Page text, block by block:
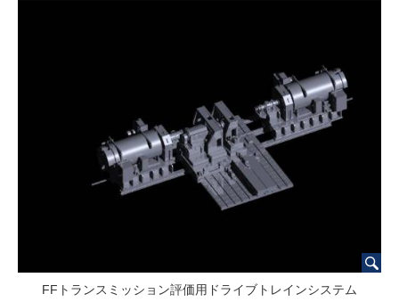
FFトランスミッション評価用ドライブトレインシステム